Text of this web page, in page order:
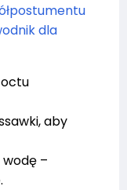
dla
octu
aby
–